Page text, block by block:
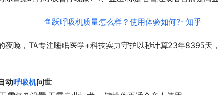
夜晚，TA专注睡眠医学+科技实力守护以秒计算23年8395天
动呼吸机问世